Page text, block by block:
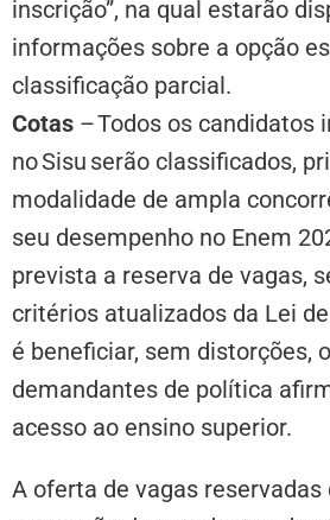
inscrição”, na qual estarão
informações sobre a opção
classificação parcial.
Cotas – Todos os candidatos
no Sisu serão classificados,
modalidade de ampla
seu desempenho no Enem
prevista a reserva de vagas,
critérios atualizados da Lei
é beneficiar, sem distorções,
demandantes de política
acesso ao ensino superior.
A oferta de vagas reservadas